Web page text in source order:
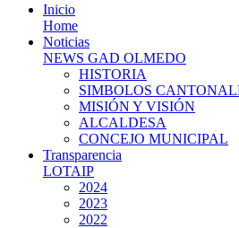
Inicio
Home
Noticias
NEWS GAD OLMEDO
HISTORIA
SIMBOLOS
MISIÓN Y VISIÓN
ALCALDESA
CONCEJO MUNICIPAL
Transparencia
LOTAIP
2024
2023
2022